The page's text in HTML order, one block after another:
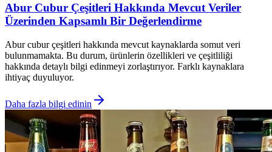
Abur Cubur Çeşitleri Hakkında Mevcut Veriler
Üzerinden Kapsamlı Bir Değerlendirme
Abur cubur çeşitleri hakkında mevcut kaynaklarda somut veri
bulunmamakta. Bu durum, ürünlerin özellikleri ve çeşitliliği
hakkında detaylı bilgi edinmeyi zorlaştırıyor. Farklı kaynaklara
ihtiyaç duyuluyor.
Daha fazla bilgi edinin